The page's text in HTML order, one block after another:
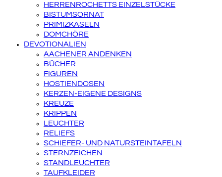
HERRENROCHETTS EINZELSTÜCKE
BISTUMSORNAT
PRIMIZKASELN
DOMCHÖRE
DEVOTIONALIEN
AACHENER ANDENKEN
BÜCHER
FIGUREN
HOSTIENDOSEN
KERZEN-EIGENE DESIGNS
KREUZE
KRIPPEN
LEUCHTER
RELIEFS
SCHIEFER- UND NATURSTEINTAFELN
STERNZEICHEN
STANDLEUCHTER
TAUFKLEIDER